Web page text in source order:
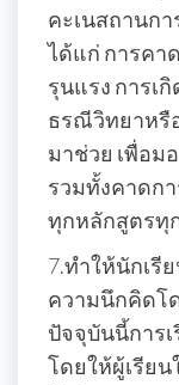
คะเนสถานก
ได้แก่ การคา
รุนแรง การเ
ธรณีวิทยาหรื
มาช่วย เพื่อม
รวมทั้งคาดก
ทุกหลักสูตรทุ
7.ทำให้นักเรี
ความนึกคิดโ
ปัจจุบันนี้การ
โดยให้ผู้เรีย